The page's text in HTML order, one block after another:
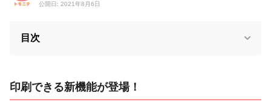
公開日: 2021年8月6日
目次
印刷できる新機能が登場！